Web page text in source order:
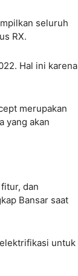
seluruh
RX.
Hal ini karena
merupakan
yang akan
dan
Bansar saat
untuk